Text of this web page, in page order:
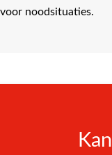
noodsituaties.